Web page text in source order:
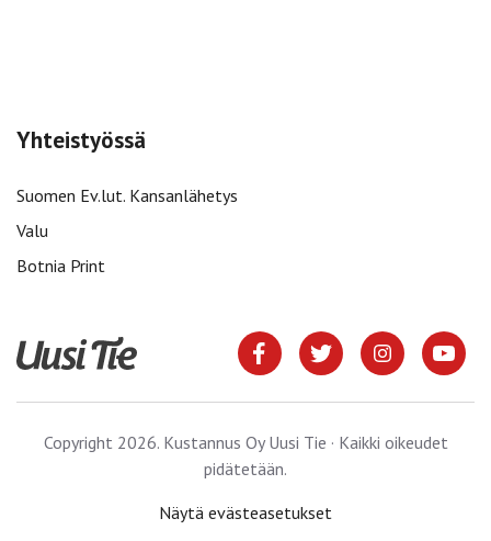
Yhteistyössä
Suomen Ev.lut. Kansanlähetys
Valu
Botnia Print
Copyright 2026. Kustannus Oy Uusi Tie · Kaikki oikeudet
pidätetään.
Näytä evästeasetukset